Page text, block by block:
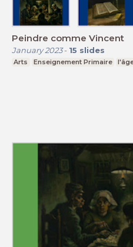
Peindre comme Vincent
January 2023- 15 slides
Arts Enseignement Primaire